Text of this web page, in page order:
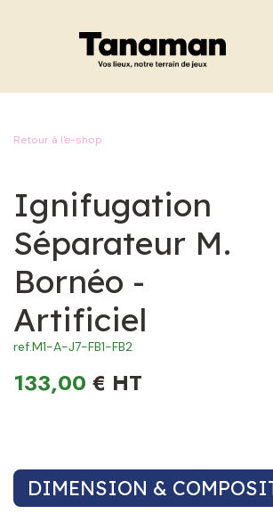
Retour à l'e-shop
Ignifugation
Séparateur M.
Bornéo -
Artificiel
ref.M1-A-J7-FB1-FB2
133,00 €
DIMENSION &